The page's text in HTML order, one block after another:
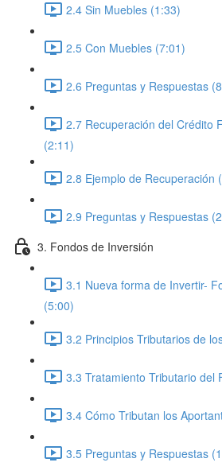
2.4 Sin Muebles (1:33)
2.5 Con Muebles (7:01)
2.6 Preguntas y Respuestas
2.7 Recuperación del Crédito
(2:11)
2.8 Ejemplo de Recuperación
2.9 Preguntas y Respuestas
3. Fondos de Inversión
3.1 Nueva forma de Invertir-
(5:00)
3.2 Principios Tributarios de
3.3 Tratamiento Tributario del
3.4 Cómo Tributan los
3.5 Preguntas y Respuestas